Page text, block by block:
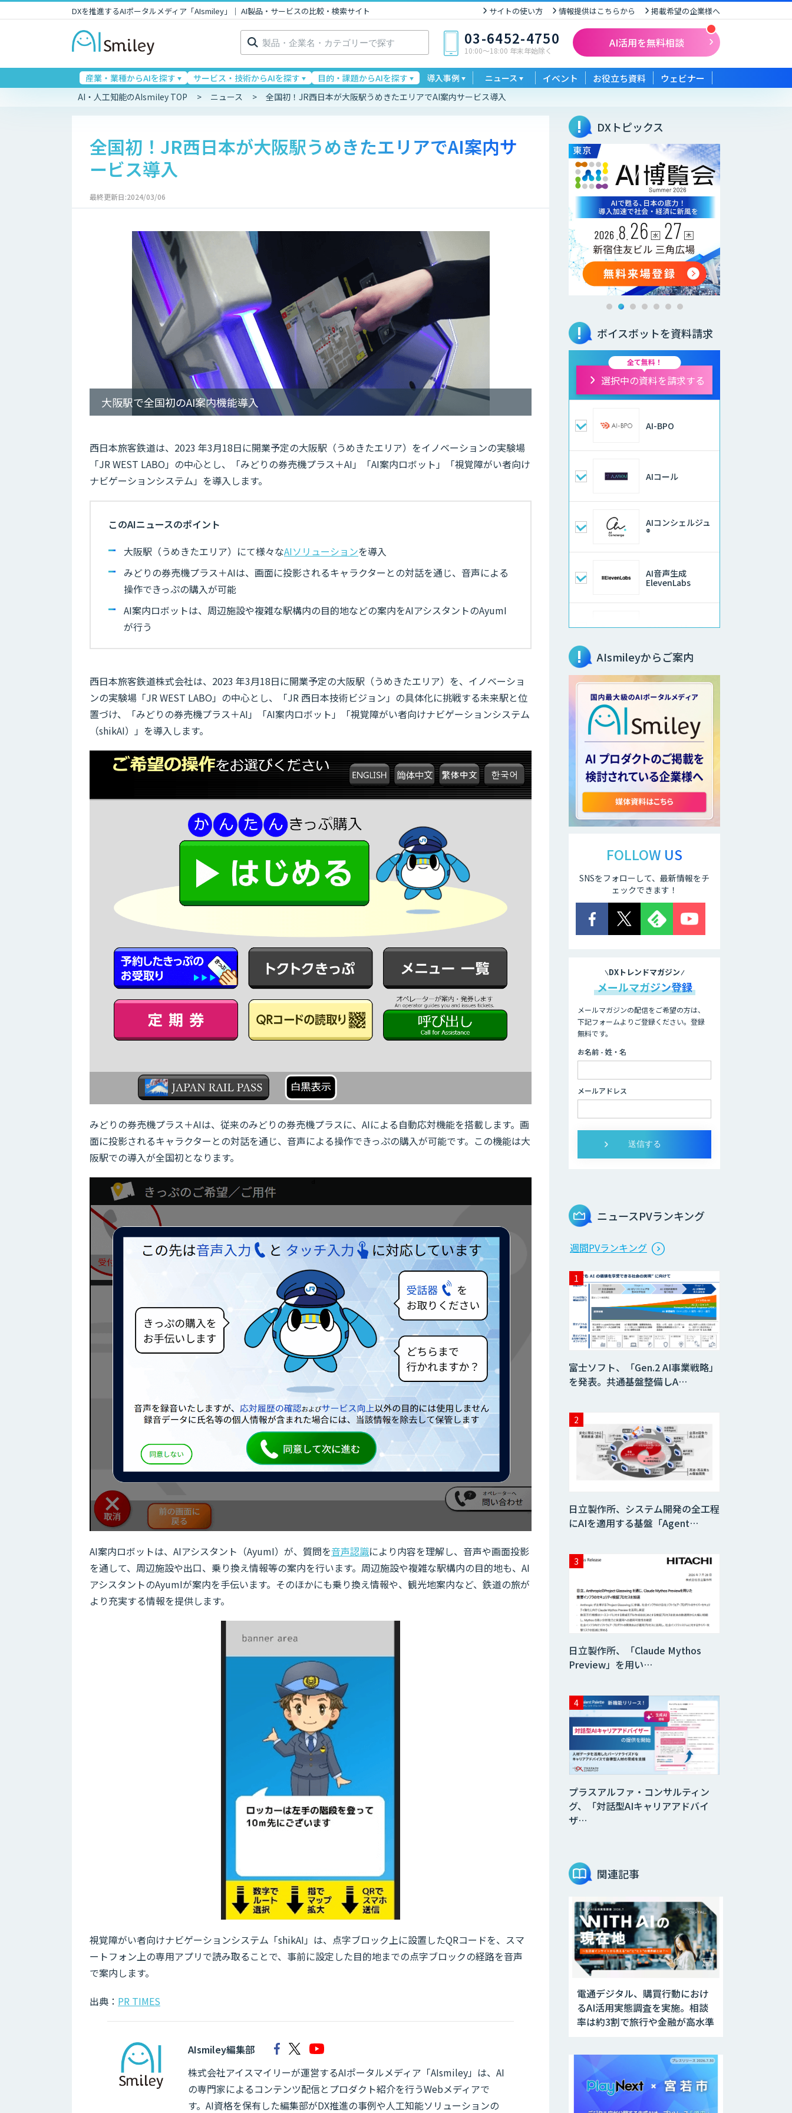
DXを推進するAIポータルメディア「AIsmiley」｜ AI製品・サービスの比較・検索サイト サイトの使い方 情報提供はこちらから 掲載希望の企業様へ
検
索: 03-6452-4750
10:00〜18:00 年末年始除く
AI活用を無料相談
産業・業種からAIを探す サービス・技術からAIを探す 目的・課題からAIを探す 導入事例 ニュース イベント お役立ち資料 ウェビナー
AI・人工知能のAIsmiley TOP ニュース 全国初！JR西日本が大阪駅うめきたエリアでAI案内サービス導入
全国初！JR西日本が大阪駅うめきたエリアでAI案内サ
ービス導入
最終更新日:2024/03/06
大阪駅で全国初のAI案内機能導入
西日本旅客鉄道は、2023 年3月18日に開業予定の大阪駅（うめきたエリア）をイノベーションの実験場
「JR WEST LABO」の中心とし、「みどりの券売機プラス＋AI」「AI案内ロボット」「視覚障がい者向け
ナビゲーションシステム」を導入します。
このAIニュースのポイント
大阪駅（うめきたエリア）にて様々なAIソリューションを導入
みどりの券売機プラス＋AIは、画面に投影されるキャラクターとの対話を通じ、音声による
操作できっぷの購入が可能
AI案内ロボットは、周辺施設や複雑な駅構内の目的地などの案内をAIアシスタントのAyumI
が行う
西日本旅客鉄道株式会社は、2023 年3月18日に開業予定の大阪駅（うめきたエリア）を、イノベーショ
ンの実験場「JR WEST LABO」の中心とし、「JR 西日本技術ビジョン」の具体化に挑戦する未来駅と位
置づけ、「みどりの券売機プラス＋AI」「AI案内ロボット」「視覚障がい者向けナビゲーションシステム
（shikAI）」を導入します。
みどりの券売機プラス＋AIは、従来のみどりの券売機プラスに、AIによる自動応対機能を搭載します。画
面に投影されるキャラクターとの対話を通じ、音声による操作できっぷの購入が可能です。この機能は大
阪駅での導入が全国初となります。
AI案内ロボットは、AIアシスタント（AyumI）が、質問を音声認識により内容を理解し、音声や画面投影
を通して、周辺施設や出口、乗り換え情報等の案内を行います。周辺施設や複雑な駅構内の目的地も、AI
アシスタントのAyumIが案内を手伝います。そのほかにも乗り換え情報や、観光地案内など、鉄道の旅が
より充実する情報を提供します。
視覚障がい者向けナビゲーションシステム「shikAI」は、点字ブロック上に設置したQRコードを、スマ
ートフォン上の専用アプリで読み取ることで、事前に設定した目的地までの点字ブロックの経路を音声
で案内します。
出典： PR TIMES
AIsmiley編集部
株式会社アイスマイリーが運営するAIポータルメディア「AIsmiley」は、AI
の専門家によるコンテンツ配信とプロダクト紹介を行うWebメディアで
す。AI資格を保有した編集部がDX推進の事例や人工知能ソリューションの
DXトピックス
ボイスボットを資料請求
全て無料！
選択中の資料を請求する
AI-BPO
AIコール
AIコンシェルジュ
®
AI音声生成
ElevenLabs
QANT スピーク
AI Worker
AI開発・伴走支
援・内製化支援
DXセカンドオピニ
オン
LINEWORKS
AmiVoice ISR
Studio
Helpfeel
PKSHA
VoiceAgent
AIsmileyからご案内
FOLLOW US
SNSをフォローして、最新情報をチ
ェックできます！
DXトレンドマガジン
メールマガジン登録
メールマガジンの配信をご希望の方は、
下記フォームよりご登録ください。登録
無料です。
お名前 - 姓・名
メールアドレス
ニュースPVランキング
週間PVランキング
富士ソフト、「Gen.2 AI事業戦略」
を発表。共通基盤整備しA…
日立製作所、システム開発の全工程
にAIを適用する基盤「Agent…
日立製作所、「Claude Mythos
Preview」を用い…
プラスアルファ・コンサルティン
グ、「対話型AIキャリアアドバイ
ザ…
関連記事
電通デジタル、購買行動におけ
るAI活用実態調査を実施。相談
率は約3割で旅行や金融が高水準